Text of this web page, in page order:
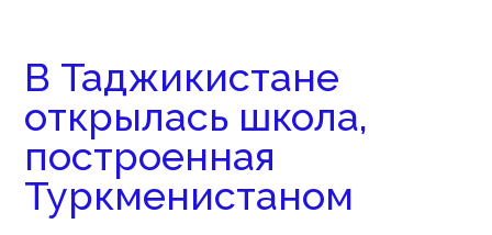
В Таджикистане
открылась школа,
построенная
Туркменистаном